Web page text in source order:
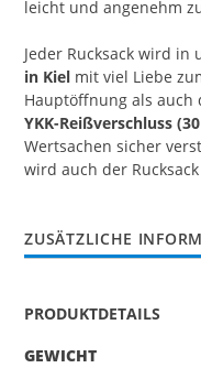
leicht und angenehm
Jeder Rucksack wird in
in Kiel mit viel Liebe
Hauptöffnung als
YKK-Reißverschluss
Wertsachen sicher
wird auch der
ZUSÄTZLICHE
PRODUKTDETAILS
GEWICHT